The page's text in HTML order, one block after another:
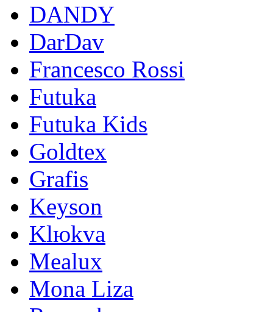
DANDY
DarDav
Francesco Rossi
Futuka
Futuka Kids
Goldtex
Grafis
Keyson
Klюkva
Mealux
Mona Liza